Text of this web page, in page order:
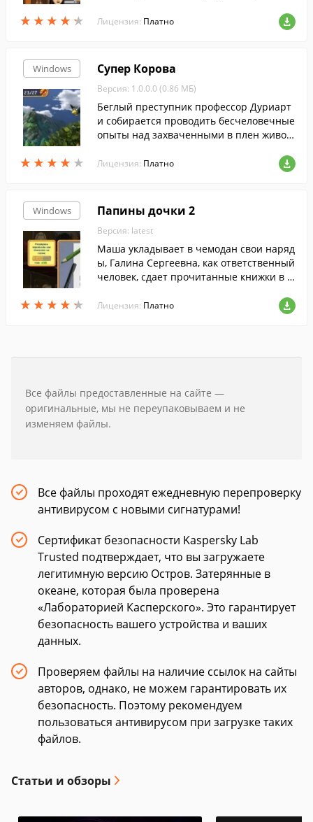
★ ★ ★ ★ ★
★ ★ ★ ★ ★
азбудить уставшего папу. Галина Сергее
вна хочет позаниматься с Полежайкины
шая опробовать новую диету. Чтобы раз
обраться в этом хаосе, потребуется ваш
а дружеская помощь. Найдите все пред
меты, решите головоломки и наведите п
орядок в доме!
Лицензия: Платно
Windows
★ ★ ★ ★ ★
★ ★ ★ ★ ★
Супер Корова
Версия: 1.0.0.0 (0.86 МБ)
Беглый преступник профессор Дуриарт
и собирается проводить бесчеловечные
опыты над захваченными в плен живот
ть злодея и уничтожить всех его подруч
Лицензия: Платно
Windows
★ ★ ★ ★ ★
★ ★ ★ ★ ★
Папины дочки 2
Версия: latest
Маша укладывает в чемодан свои наряд
ы, Галина Сергеевна, как ответственный
человек, сдает прочитанные книжки в б
Лицензия: Платно
Все файлы предоставленные на сайте —
оригинальные, мы не переупаковываем и не
изменяем файлы.
Все файлы проходят ежедневную перепроверку
антивирусом с новыми сигнатурами!
Сертификат безопасности Kaspersky Lab
Trusted подтверждает, что вы загружаете
легитимную версию Остров. Затерянные в
океане, которая была проверена
«Лабораторией Касперского». Это гарантирует
безопасность вашего устройства и ваших
данных.
Проверяем файлы на наличие ссылок на сайты
авторов, однако, не можем гарантировать их
безопасность. Поэтому рекомендуем
пользоваться антивирусом при загрузке таких
файлов.
Статьи и обзоры